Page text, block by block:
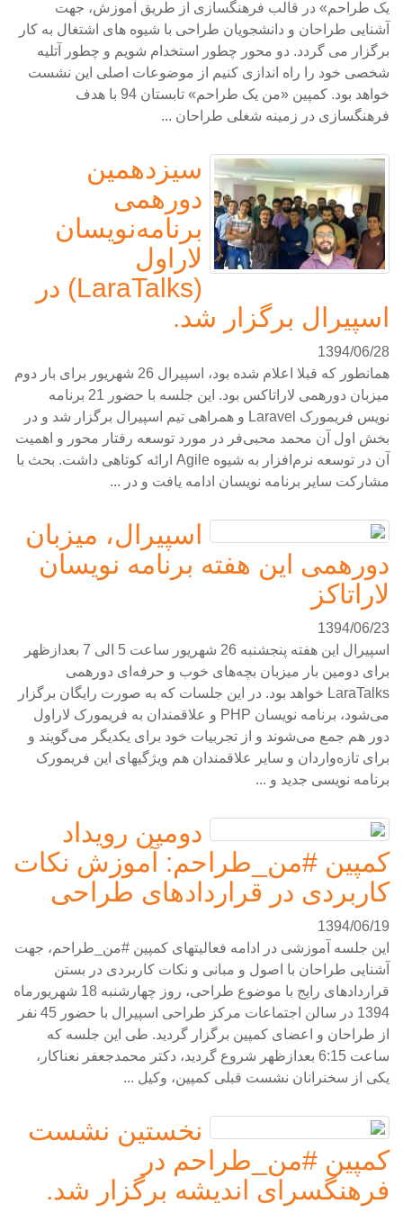
یک طراحم» در قالب فرهنگسازی از طریق آموزش، جهت
آشنایی طراحان و دانشجویان طراحی با شیوه های اشتغال به کار
برگزار می گردد. دو محور چطور استخدام شویم و چطور آتلیه
شخصی خود را راه اندازی کنیم از موضوعات اصلی این نشست
خواهد بود. کمپین «من یک طراحم» تابستان 94 با هدف
فرهنگسازی در زمینه شغلی طراحان ...
سیزدهمین
دورهمی
برنامه‌نویسان
لاراول
(LaraTalks) در
اسپیرال برگزار شد.
1394/06/28
همانطور که قبلا اعلام شده بود، اسپیرال 26 شهریور برای بار دوم
میزبان دورهمی لاراتاکس بود. این جلسه با حضور 21 برنامه
نویس فریمورک Laravel و همراهی تیم اسپیرال برگزار شد و در
بخش اول آن محمد محبی‌فر در مورد توسعه رفتار محور و اهمیت
آن در توسعه نرم‌افزار به شیوه Agile ارائه کوتاهی داشت. بحث با
مشارکت سایر برنامه نویسان ادامه یافت و در ...
اسپیرال، میزبان
دورهمی این هفته برنامه نویسان
لاراتاکز
1394/06/23
اسپیرال این هفته پنجشنبه 26 شهریور ساعت 5 الی 7 بعدازظهر
برای دومین بار میزبان بچه‌های خوب و حرفه‌ای دورهمی
LaraTalks خواهد بود. در این جلسات که به صورت رایگان برگزار
می‌شود، برنامه نویسان PHP و علاقمندان به فریمورک لاراول
دور هم جمع می‌شوند و از تجربیات خود برای یکدیگر می‌گویند و
برای تازه‌واردان و سایر علاقمندان هم ویژگیهای این فریمورک
برنامه نویسی جدید و ...
دومین رویداد
کمپین #من_طراحم: آموزش نکات
کاربردی در قراردادهای طراحی
1394/06/19
این جلسه آموزشی در ادامه فعالیتهای کمپین #من_طراحم، جهت
آشنایی طراحان با اصول و مبانی و نکات کاربردی در بستن
قراردادهای رایج با موضوع طراحی، روز چهارشنبه 18 شهریورماه
1394 در سالن اجتماعات مرکز طراحی اسپیرال با حضور 45 نفر
از طراحان و اعضای کمپین برگزار گردید. طی این جلسه که
ساعت 6:15 بعدازظهر شروع گردید، دکتر محمدجعفر نعناکار،
یکی از سخنرانان نشست قبلی کمپین، وکیل ...
نخستین نشست
کمپین #من_طراحم در
فرهنگسرای اندیشه برگزار شد.